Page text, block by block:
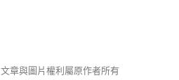
文章與圖片權利屬原作者所有